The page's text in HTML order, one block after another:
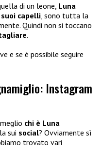
di un leone, Luna
capelli , sono tutta la
Quindi non si toccano
.
e se è possibile seguire
Instagram
chi è Luna
sui social? Ovviamente sì
trovato vari